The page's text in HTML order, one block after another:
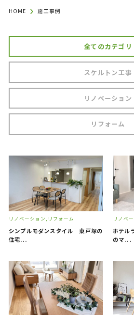
サービス
Renovation（Reform）
マンションリノベーション(リフォーム)
How to Renovate
リノベの始め方
Support
アフターフォローと安心サポート
Works
施工事例
FAQ
Information
Contact
お問い合わせ
HOME 施工事例
全てのカテゴリ
スケルトン工事
リノベーション
リフォーム
リノベーション リフォーム
シンプルモダンスタイル 東戸塚の
住宅...
リノベ
ホテル
のマ...